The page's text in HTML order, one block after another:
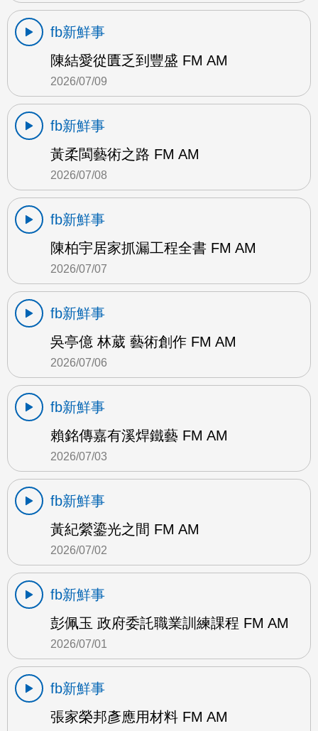
fb新鮮事
陳結愛從匱乏到豐盛 FM AM
2026/07/09
fb新鮮事
黃柔閩藝術之路 FM AM
2026/07/08
fb新鮮事
陳柏宇居家抓漏工程全書 FM AM
2026/07/07
fb新鮮事
吳亭億 林葳 藝術創作 FM AM
2026/07/06
fb新鮮事
賴銘傳嘉有溪焊鐵藝 FM AM
2026/07/03
fb新鮮事
黃紀縈鎏光之間 FM AM
2026/07/02
fb新鮮事
彭佩玉 政府委託職業訓練課程 FM AM
2026/07/01
fb新鮮事
張家榮邦彥應用材料 FM AM